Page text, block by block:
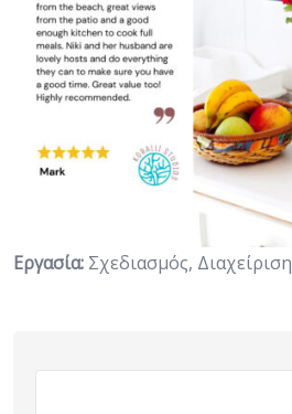
Εργασία: Σχεδιασμός, Διαχείριση